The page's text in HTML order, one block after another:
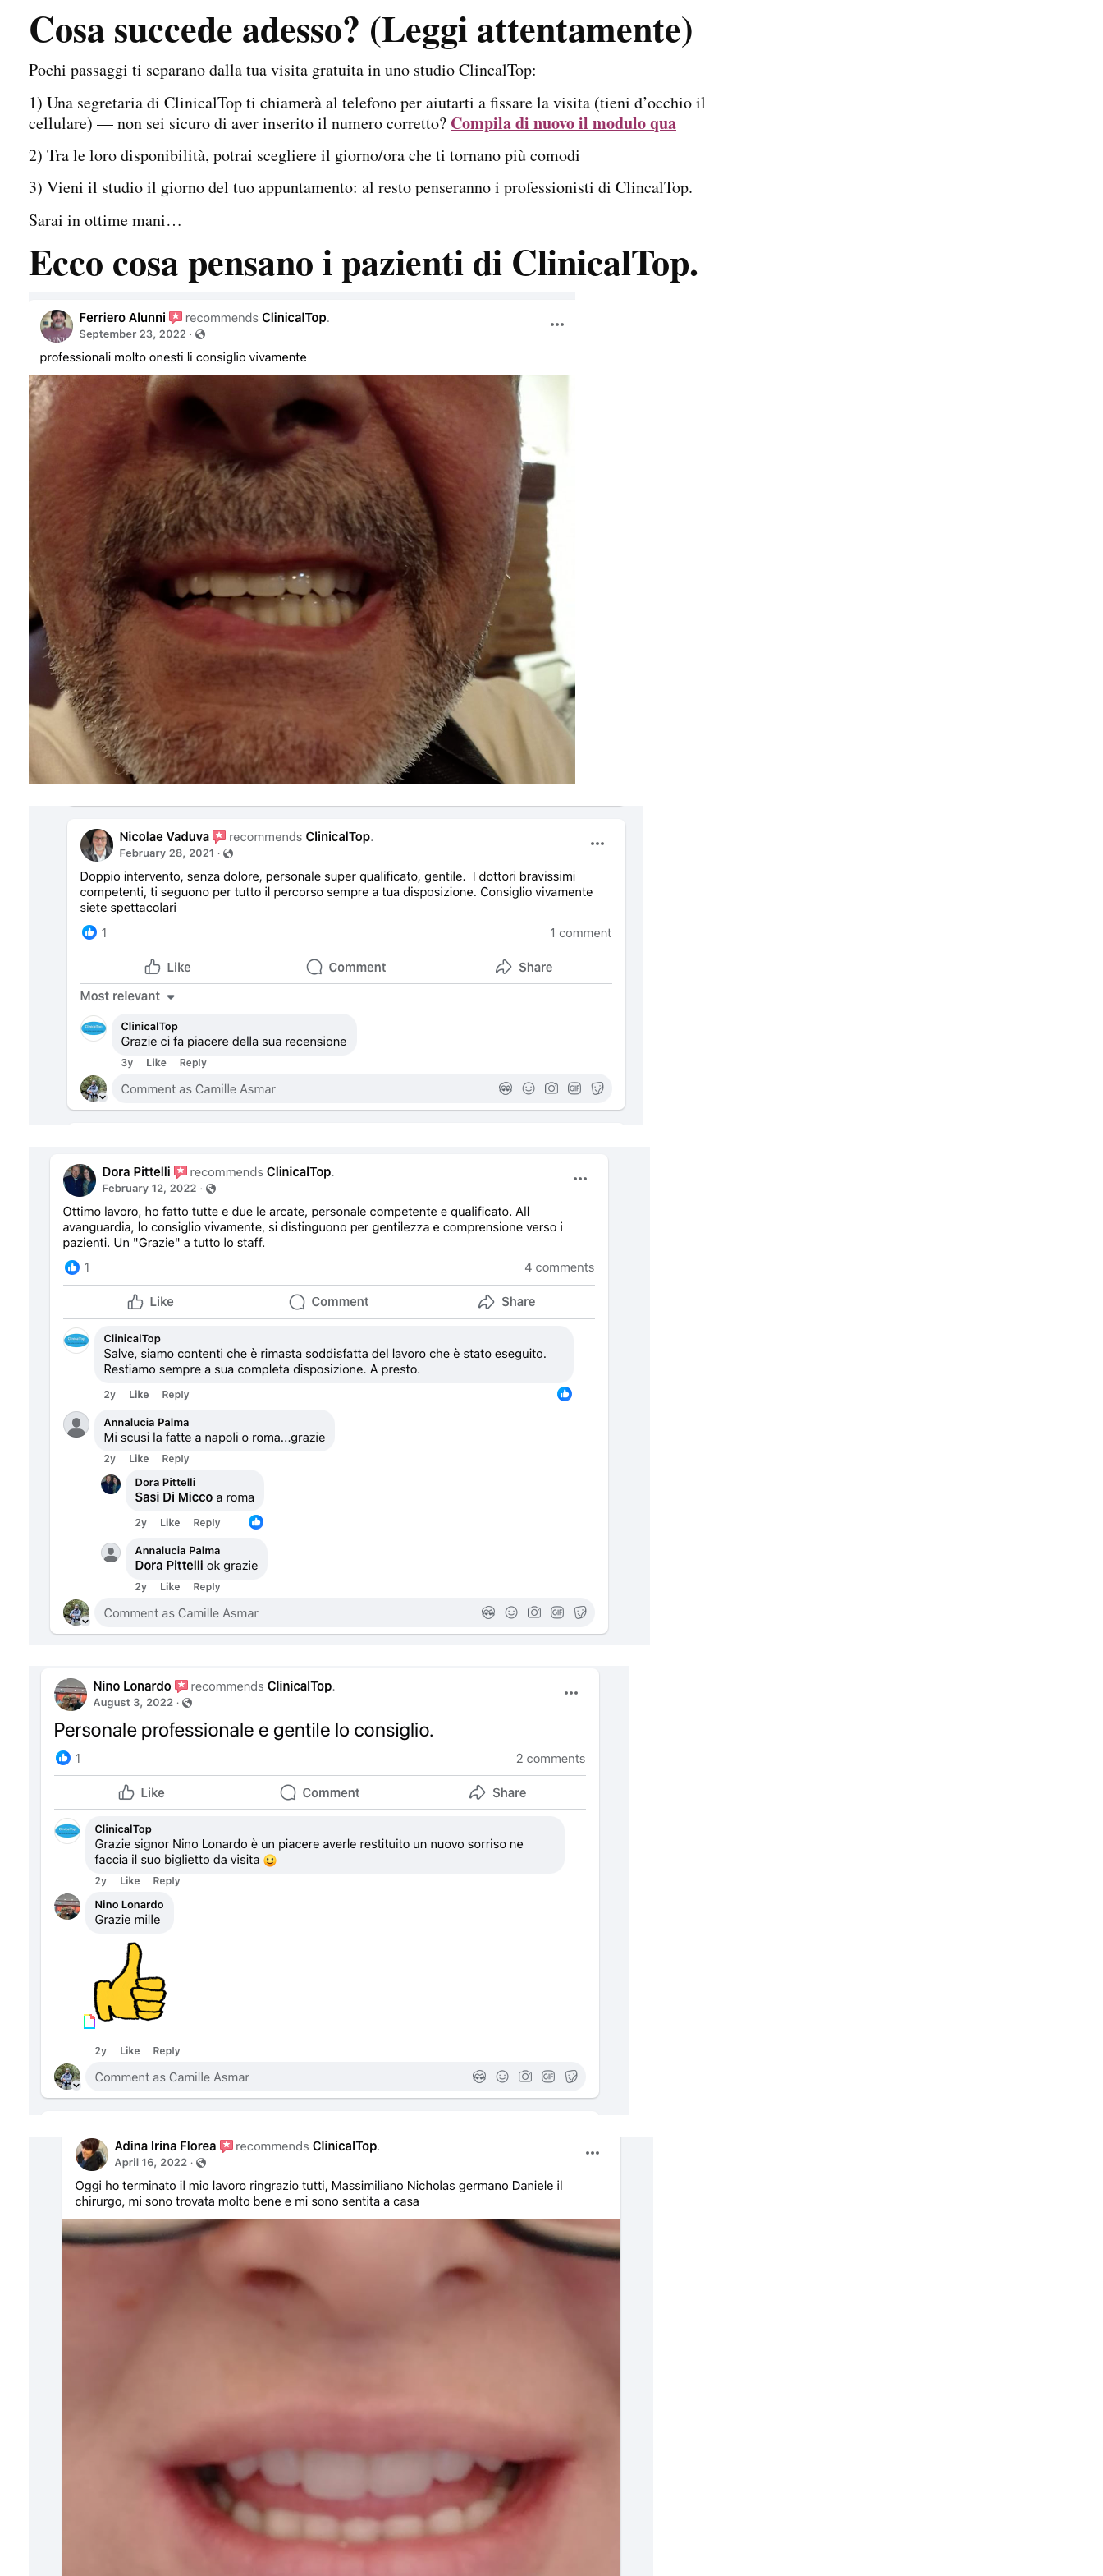
Cosa succede adesso? (Leggi attentamente)
Pochi passaggi ti separano dalla tua visita gratuita in uno studio ClincalTop:
1) Una segretaria di ClinicalTop ti chiamerà al telefono per aiutarti a fissare la visita (tieni d’occhio il
cellulare) — non sei sicuro di aver inserito il numero corretto? Compila di nuovo il modulo qua
2) Tra le loro disponibilità, potrai scegliere il giorno/ora che ti tornano più comodi
3) Vieni il studio il giorno del tuo appuntamento: al resto penseranno i professionisti di ClincalTop.
Sarai in ottime mani…
Ecco cosa pensano i pazienti di ClinicalTop.